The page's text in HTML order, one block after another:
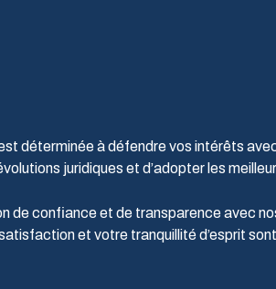
déterminée à défendre vos intérêts
juridiques et d’adopter les
de confiance et de transparence avec
et votre tranquillité d’esprit